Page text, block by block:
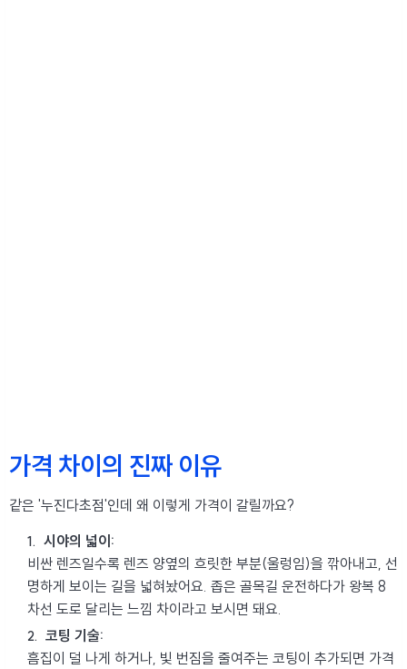
가격 차이의 진짜 이유
같은 '누진다초점'인데 왜 이렇게 가격이 갈릴까요?
시야의 넓이:
비싼 렌즈일수록 렌즈 양옆의 흐릿한 부분(울렁임)을 깎아내고, 선
명하게 보이는 길을 넓혀놨어요. 좁은 골목길 운전하다가 왕복 8
차선 도로 달리는 느낌 차이라고 보시면 돼요.
코팅 기술:
흠집이 덜 나게 하거나, 빛 번짐을 줄여주는 코팅이 추가되면 가격